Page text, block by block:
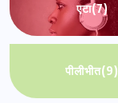
एटा(7)
पीलीभीत(9)